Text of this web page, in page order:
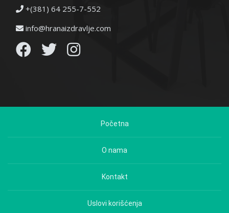
+(381) 64 255-7-552
info@hranaizdravlje.com
Početna
O nama
Kontakt
Uslovi korišćenja